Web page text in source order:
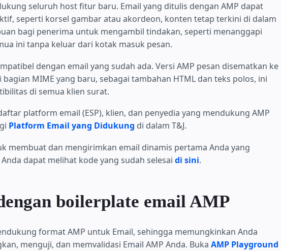
seluruh host fitur baru. Email yang ditulis dengan AMP dapat
seperti korsel gambar atau akordeon, konten tetap terkini di dalam
bagi penerima untuk mengambil tindakan, seperti menanggapi
ini tanpa keluar dari kotak masuk pesan.
dengan email yang sudah ada. Versi AMP pesan disematkan ke
bagian MIME yang baru, sebagai tambahan HTML dan teks polos, ini
di semua klien surat.
platform email (ESP), klien, dan penyedia yang mendukung AMP
Platform Email yang Didukung di dalam T&J.
membuat dan mengirimkan email dinamis pertama Anda yang
dapat melihat kode yang sudah selesai di sini.
boilerplate email AMP
format AMP untuk Email, sehingga memungkinkan Anda
menguji, dan memvalidasi Email AMP Anda. Buka AMP Playground